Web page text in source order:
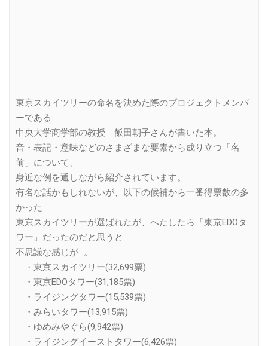
東京スカイツリーの命名を決めた際のプロジェクトメンバ
ーである
中央大学商学部の教授 飯田朝子さんが書いた本。
音・表記・意味などのさまざまな要素から成り立つ「名
前」について、
身近な例を通しながら紹介されています。
有名な話かもしれないが、以下の候補から一番得票数の多
かった
東京スカイツリーが選ばれたが、へたしたら「東京EDOタ
ワー」だったのだと思うと
不思議な感じが…。
・東京スカイツリー(32,699票)
・東京EDOタワー(31,185票)
・ライジングタワー(15,539票)
・みらいタワー(13,915票)
・ゆめみやぐら(9,942票)
・ライジングイーストタワー(6,426票)